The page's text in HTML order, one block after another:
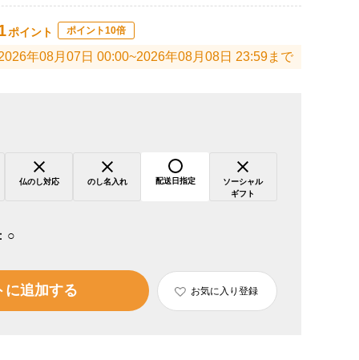
ポイント ポイント10倍
年08月07日 00:00~2026年08月08日 23:59まで
仏のし対応 のし名入れ 配送日指定
ソーシャル
ギフト
○
に追加する お気に入り登録